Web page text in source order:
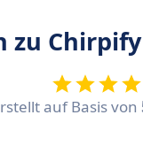
zu Chirpify
auf Basis von